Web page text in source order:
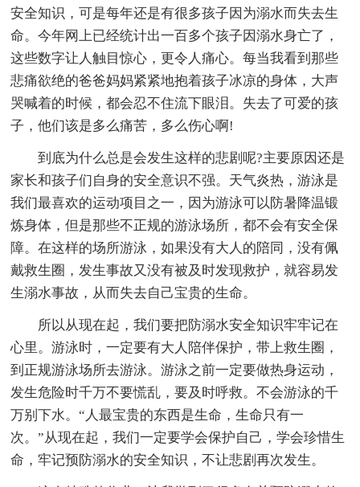
安全知识，可是每年还是有很多孩子因为溺水而失去生
命。今年网上已经统计出一百多个孩子因溺水身亡了，
这些数字让人触目惊心，更令人痛心。每当我看到那些
悲痛欲绝的爸爸妈妈紧紧地抱着孩子冰凉的身体，大声
哭喊着的时候，都会忍不住流下眼泪。失去了可爱的孩
子，他们该是多么痛苦，多么伤心啊!
到底为什么总是会发生这样的悲剧呢?主要原因还是
家长和孩子们自身的安全意识不强。天气炎热，游泳是
我们最喜欢的运动项目之一，因为游泳可以防暑降温锻
炼身体，但是那些不正规的游泳场所，都不会有安全保
障。在这样的场所游泳，如果没有大人的陪同，没有佩
戴救生圈，发生事故又没有被及时发现救护，就容易发
生溺水事故，从而失去自己宝贵的生命。
所以从现在起，我们要把防溺水安全知识牢牢记在
心里。游泳时，一定要有大人陪伴保护，带上救生圈，
到正规游泳场所去游泳。游泳之前一定要做热身运动，
发生危险时千万不要慌乱，要及时呼救。不会游泳的千
万别下水。“人最宝贵的东西是生命，生命只有一
次。”从现在起，我们一定要学会保护自己，学会珍惜生
命，牢记预防溺水的安全知识，不让悲剧再次发生。